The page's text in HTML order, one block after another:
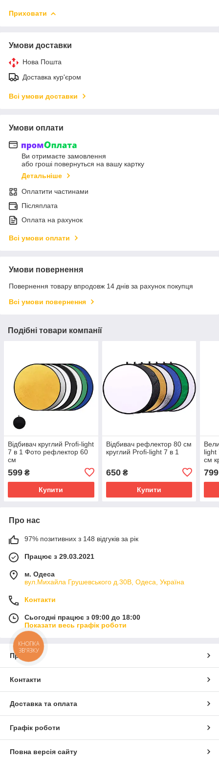
Приховати
Умови доставки
Нова Пошта
Доставка кур'єром
Всі умови доставки
Умови оплати
Ви отримаєте замовлення
або гроші повернуться на вашу картку
Детальніше
Оплатити частинами
Післяплата
Оплата на рахунок
Всі умови оплати
Умови повернення
Повернення товару впродовж 14 днів за рахунок покупця
Всі умови повернення
Подібні товари компанії
Відбивач круглий Profi-light
7 в 1 Фото рефлектор 60
см
599 ₴
Купити
Відбивач рефлектор 80 см
круглий Profi-light 7 в 1
650₴
Купити
light
см
799
Про нас
97% позитивних з 148 відгуків за рік
Працює з 29.03.2021
м. Одеса
вул.Михайла Грушевського д.30В, Одеса, Україна
Контакти
Сьогодні працює з 09:00 до 18:00
Показати весь графік роботи
Про нас
Контакти
Доставка та оплата
Графік роботи
Повна версія сайту
КНОПКА
ЗВ'ЯЗКУ